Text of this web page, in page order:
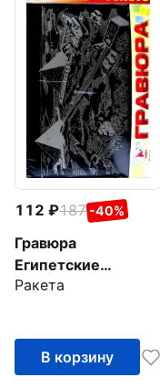
112 187 -40%
Гравюра
Египетские
пирамиды, золото
Ракета
В корзину